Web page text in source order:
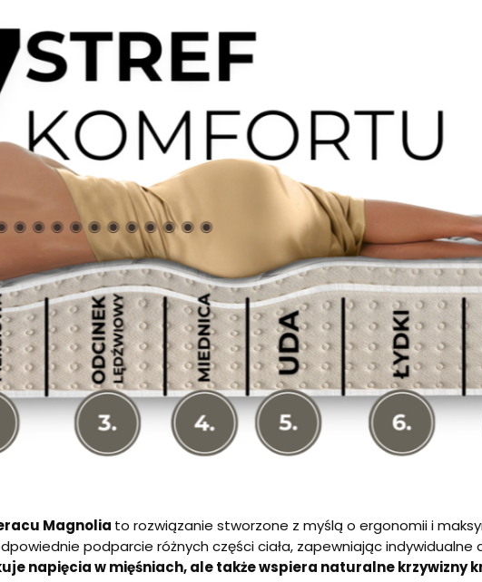
Magnolia to rozwiązanie stworzone z myślą o ergonomii i
podparcie różnych części ciała, zapewniając
napięcia w mięśniach, ale także wspiera naturalne krzywizny